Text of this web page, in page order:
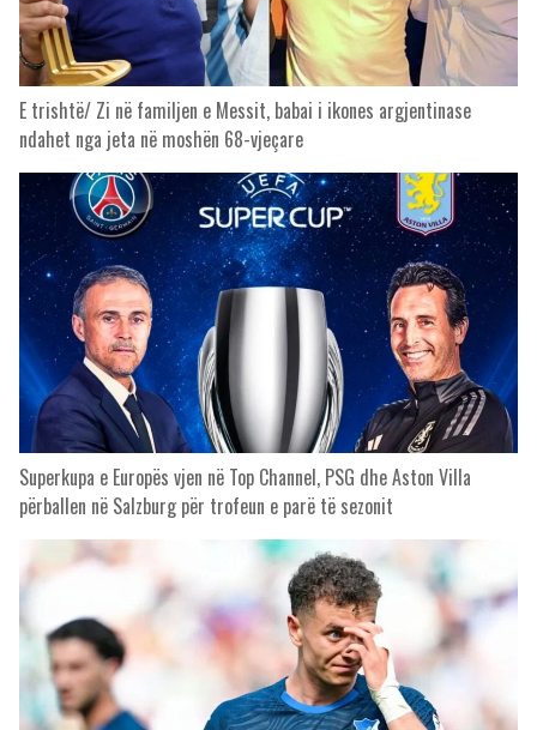
E trishtë/ Zi në familjen e Messit, babai i ikones argjentinase
ndahet nga jeta në moshën 68-vjeçare
Superkupa e Europës vjen në Top Channel, PSG dhe Aston Villa
përballen në Salzburg për trofeun e parë të sezonit